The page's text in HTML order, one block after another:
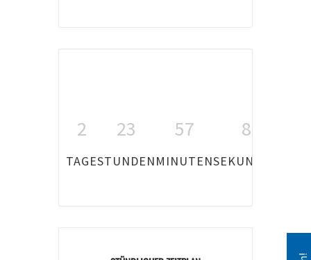
2
TAGE
23
STUNDEN
57
MINUTEN
8
SEKUNDEN